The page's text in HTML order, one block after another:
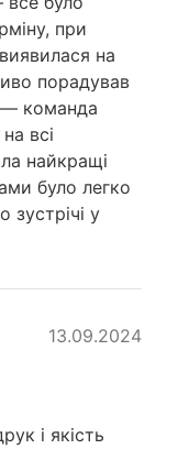
при
на
порадував
— команда
всі
найкращі
було легко
у
13.09.2024
і якість